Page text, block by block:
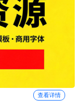
查看详情